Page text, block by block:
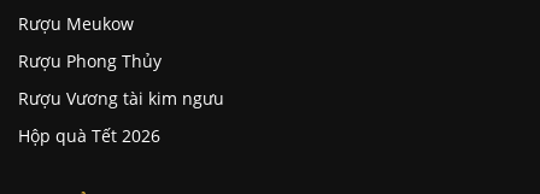
Rượu Meukow
Rượu Phong Thủy
Rượu Vương tài kim ngưu
Hộp quà Tết 2026